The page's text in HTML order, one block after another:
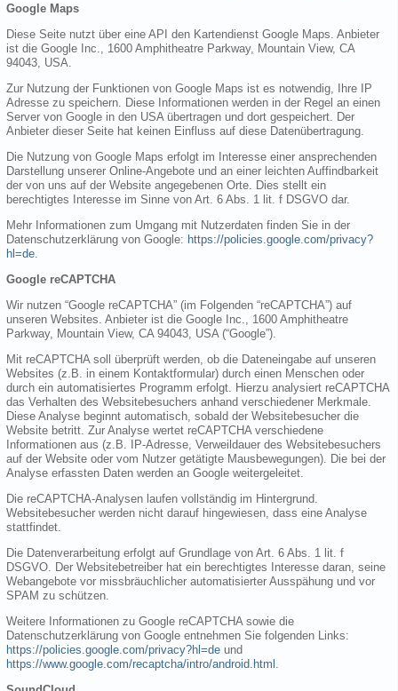
Google Maps
Diese Seite nutzt über eine API den Kartendienst Google Maps. Anbieter
ist die Google Inc., 1600 Amphitheatre Parkway, Mountain View, CA
94043, USA.
Zur Nutzung der Funktionen von Google Maps ist es notwendig, Ihre IP
Adresse zu speichern. Diese Informationen werden in der Regel an einen
Server von Google in den USA übertragen und dort gespeichert. Der
Anbieter dieser Seite hat keinen Einfluss auf diese Datenübertragung.
Die Nutzung von Google Maps erfolgt im Interesse einer ansprechenden
Darstellung unserer Online-Angebote und an einer leichten Auffindbarkeit
der von uns auf der Website angegebenen Orte. Dies stellt ein
berechtigtes Interesse im Sinne von Art. 6 Abs. 1 lit. f DSGVO dar.
Mehr Informationen zum Umgang mit Nutzerdaten finden Sie in der
Datenschutzerklärung von Google: https://policies.google.com/privacy?
hl=de
Google reCAPTCHA
Wir nutzen “Google reCAPTCHA” (im Folgenden “reCAPTCHA”) auf
unseren Websites. Anbieter ist die Google Inc., 1600 Amphitheatre
Parkway, Mountain View, CA 94043, USA (“Google”).
Mit reCAPTCHA soll überprüft werden, ob die Dateneingabe auf unseren
Websites (z.B. in einem Kontaktformular) durch einen Menschen oder
durch ein automatisiertes Programm erfolgt. Hierzu analysiert reCAPTCHA
das Verhalten des Websitebesuchers anhand verschiedener Merkmale.
Diese Analyse beginnt automatisch, sobald der Websitebesucher die
Website betritt. Zur Analyse wertet reCAPTCHA verschiedene
Informationen aus (z.B. IP-Adresse, Verweildauer des Websitebesuchers
auf der Website oder vom Nutzer getätigte Mausbewegungen). Die bei der
Analyse erfassten Daten werden an Google weitergeleitet.
Die reCAPTCHA-Analysen laufen vollständig im Hintergrund.
Websitebesucher werden nicht darauf hingewiesen, dass eine Analyse
stattfindet.
Die Datenverarbeitung erfolgt auf Grundlage von Art. 6 Abs. 1 lit. f
DSGVO. Der Websitebetreiber hat ein berechtigtes Interesse daran, seine
Webangebote vor missbräuchlicher automatisierter Ausspähung und vor
SPAM zu schützen.
Weitere Informationen zu Google reCAPTCHA sowie die
Datenschutzerklärung von Google entnehmen Sie folgenden Links:
https://policies.google.com/privacy?hl=de und
https://www.google.com/recaptcha/intro/android.html